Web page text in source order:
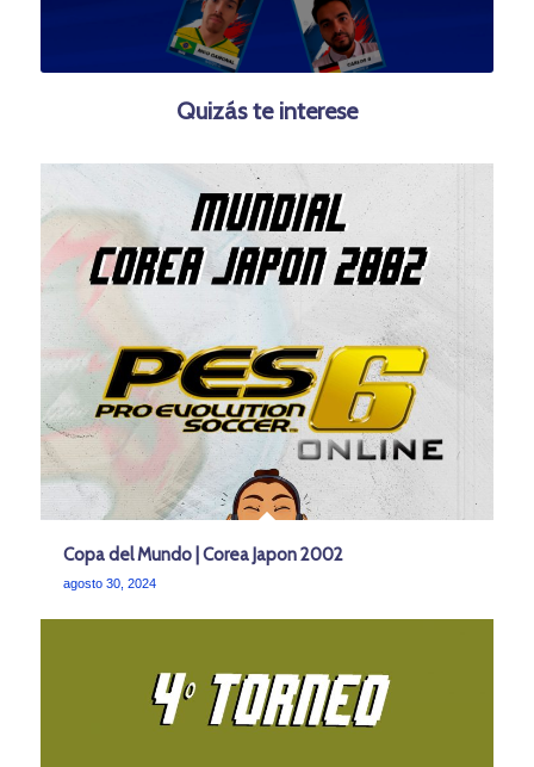
Quizás te interese
Copa del Mundo | Corea Japon 2002
agosto 30, 2024